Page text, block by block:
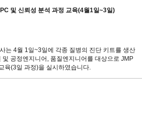
및 신뢰성 분석 과정 교육(4월1일~3일)
는 4월 1일~3일에 각종 질병의 진단 키트를 생산
공정엔지니어 , 품질엔지니어를 대상으로 JMP
육(3일 과정)을 실시하였습니다.